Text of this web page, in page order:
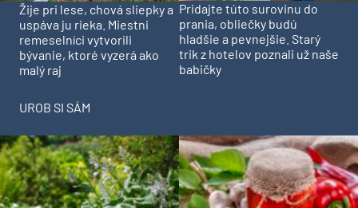
Žije pri lese, chová sliepky a
uspáva ju rieka. Miestni
remeselníci vytvorili
bývanie, ktoré vyzerá ako
malý raj
Pridajte túto surovinu do
prania, obliečky budú
hladšie a pevnejšie. Starý
trik z hotelov poznali už naše
babičky
UROB SI SÁM